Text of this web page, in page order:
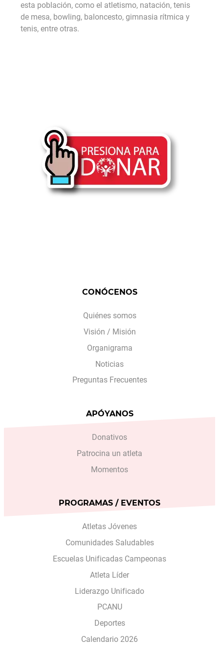
esta población, como el atletismo, natación, tenis
de mesa, bowling, baloncesto, gimnasia rítmica y
tenis, entre otras.
CONÓCENOS
Quiénes somos
Visión / Misión
Organigrama
Noticias
Preguntas Frecuentes
APÓYANOS
Donativos
Patrocina un atleta
Momentos
PROGRAMAS / EVENTOS
Atletas Jóvenes
Comunidades Saludables
Escuelas Unificadas Campeonas
Atleta Líder
Liderazgo Unificado
PCANU
Deportes
Calendario 2026